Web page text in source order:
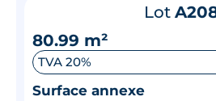
Lot
80.99 m²
TVA 20%
Surface annexe